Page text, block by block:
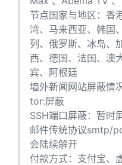
节点国家与地区：香
湾、马来西亚、韩国
列、俄罗斯、冰岛、
西、德国、法国、澳
宾、阿根廷
墙外新闻网站屏蔽情
tor:屏蔽
SSH端口屏蔽：暂时
邮件传统协议smtp/
会陆续解开
付款方式：支付宝、